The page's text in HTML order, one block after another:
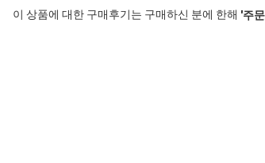
이 상품에 대한 구매후기는 구매하신 분에 한해 '주